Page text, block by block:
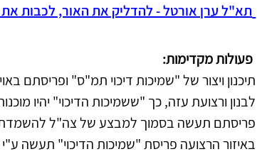
תא"ל ערן אורטל - להדליק את האור, לכבות
פעולות מקדימות:
תיכנון ויצור של "שמיכות דיכוי תמ"ס" ופריסתם
לבנון ורצועת עזה, כך "ששמיכות הדיכוי" יהיו
פריסתם תעשה בסמוך למבצע של צה"ל
באיזור הרצועה פריסת "שמיכות הדיכוי" תעשה